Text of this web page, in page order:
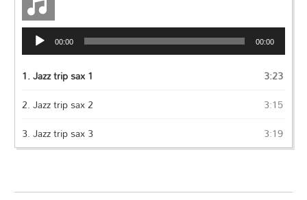
Audio
Player 00:00 00:00
1.Jazz trip sax 1
3:23
2.Jazz trip sax 2
3:15
3.Jazz trip sax 3 3:19